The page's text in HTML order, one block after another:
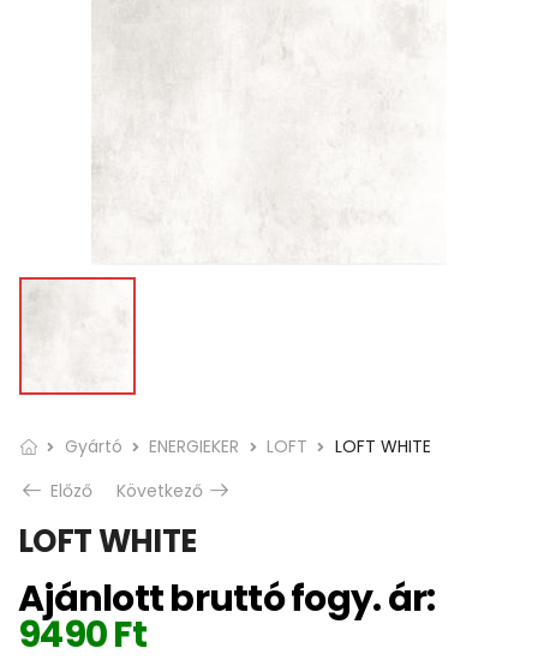
Gyártó ENERGIEKER LOFT
LOFT WHITE
Előző
Következő
LOFT WHITE
Ajánlott bruttó fogy. ár:
9490Ft